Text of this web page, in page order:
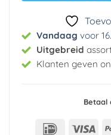
Vandaag voor
Uitgebreid
Klanten geven
Betaal
IDeal